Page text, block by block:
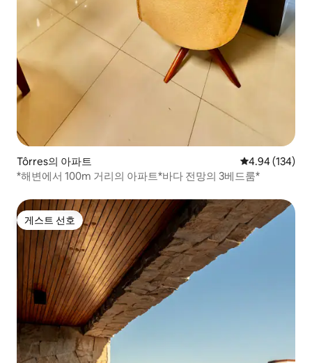
Tôrres의 아파트 평점 4.94점(5
4.94 (134)
*해변에서 100m 거리의 아파트*바다 전망의 3베드룸*
게스트 선호
게스트 선호